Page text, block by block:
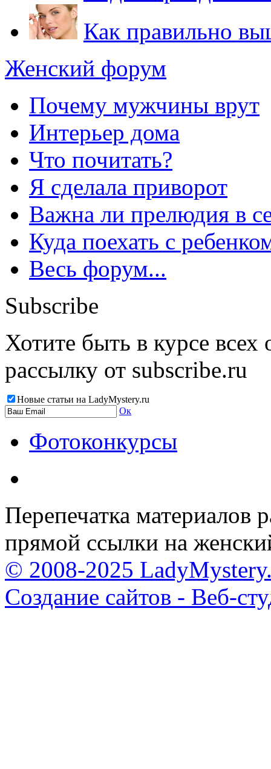
Как правильно
Женский форум
Почему мужчины врут
Интерьер дома
Что почитать?
Я сделала приворот
Важна ли прелюдия в
Куда поехать с
Весь форум...
Subscribe
Хотите быть в курсе
рассылку от subscribe.ru
Новые статьи на LadyMystery.ru
Ок
Фотоконкурсы
Перепечатка материалов
прямой ссылки на
© 2008-2025
Создание сайтов - Веб-